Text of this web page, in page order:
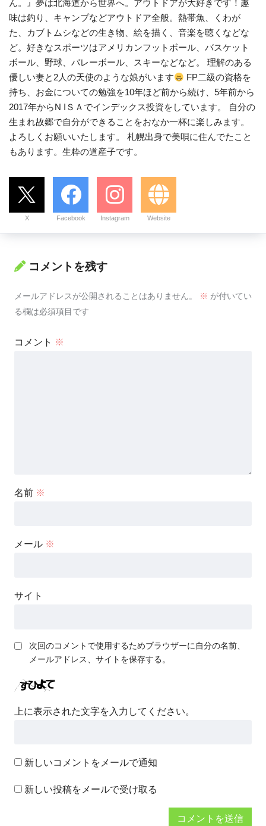
ん。』夢は北海道から世界へ。アウトドアが大好きです！趣
味は釣り、キャンプなどアウトドア全般。熱帯魚、くわが
た、カブトムシなどの生き物、絵を描く、音楽を聴くなどな
ど。好きなスポーツはアメリカンフットボール、バスケット
ボール、野球、バレーボール、スキーなどなど。 理解のある
優しい妻と2人の天使のような娘がいます
FP二級の資格を
持ち、お金についての勉強を10年ほど前から続け、5年前から
2017年からN IＳＡでインデックス投資をしています。 自分の
生まれ故郷で自分ができることをおなか一杯に楽しみます。
よろしくお願いいたします。 札幌出身で美唄に住んでたこと
もあります。生粋の道産子です。
X Facebook Instagram Website
コメントを残す
メールアドレスが公開されることはありません。 ※ が付いてい
る欄は必須項目です
コメント ※
名前 ※
メール ※
サイト
次回のコメントで使用するためブラウザーに自分の名前、
メールアドレス、サイトを保存する。
上に表示された文字を入力してください。
新しいコメントをメールで通知
新しい投稿をメールで受け取る